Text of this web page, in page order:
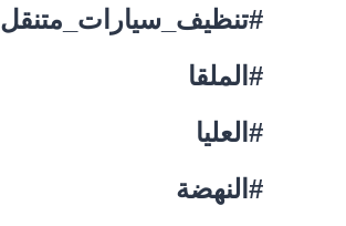
#تنظيف_سيارات_متنقل
#الملقا
#العليا
#النهضة